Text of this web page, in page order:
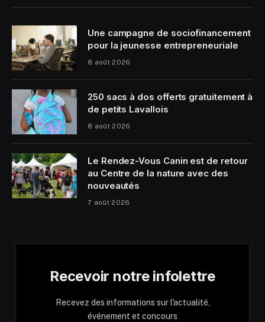
Une campagne de sociofinancement
pour la jeunesse entrepreneuriale
8 août 2026
250 sacs à dos offerts gratuitement à
de petits Lavallois
8 août 2026
Le Rendez-Vous Canin est de retour
au Centre de la nature avec des
nouveautés
7 août 2026
Recevoir notre infolettre
Recevez des informations sur l'actualité,
événement et concours